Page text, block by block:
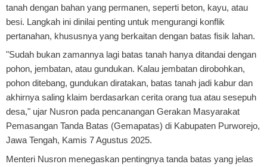
tanah dengan bahan yang permanen, seperti beton, kayu, atau
besi. Langkah ini dinilai penting untuk mengurangi konflik
pertanahan, khususnya yang berkaitan dengan batas fisik lahan.
"Sudah bukan zamannya lagi batas tanah hanya ditandai dengan
pohon, jembatan, atau gundukan. Kalau jembatan dirobohkan,
pohon ditebang, gundukan diratakan, batas tanah jadi kabur dan
akhirnya saling klaim berdasarkan cerita orang tua atau sesepuh
desa," ujar Nusron pada pencanangan Gerakan Masyarakat
Pemasangan Tanda Batas (Gemapatas) di Kabupaten Purworejo,
Jawa Tengah, Kamis 7 Agustus 2025.
Menteri Nusron menegaskan pentingnya tanda batas yang jelas